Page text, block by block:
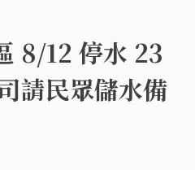
8/12 停水 23
請民眾儲水備